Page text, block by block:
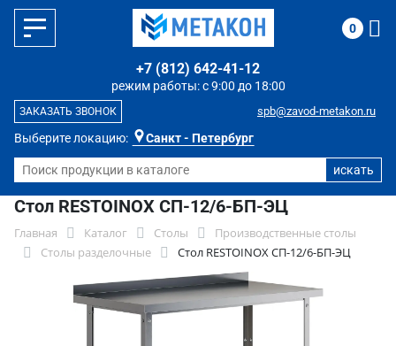
Выберите локацию: Санкт - Петербург
режим работы: с 9:00 до 18:00
+7 (812) 642-41-12
spb@zavod-metakon.ru
ЗАКАЗАТЬ ЗВОНОК
0
Стол RESTOINOX СП-12/6-БП-ЭЦ
Главная Каталог Столы
Производственные столы
Столы разделочные
Стол RESTOINOX СП-12/6-БП-ЭЦ